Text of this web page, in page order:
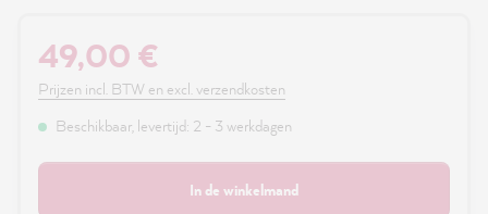
49,00 €
Prijzen incl. BTW en excl. verzendkosten
Beschikbaar, levertijd: 2 - 3 werkdagen
In de winkelmand